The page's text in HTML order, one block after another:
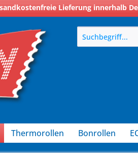
Lieferung innerhalb
Thermorollen Bonrollen